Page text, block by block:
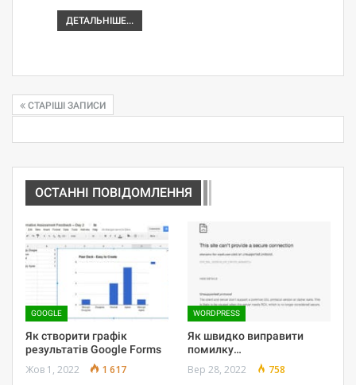
ДЕТАЛЬНІШЕ...
СТАРІШІ ЗАПИСИ
ОСТАННІ ПОВІДОМЛЕННЯ
GOOGLE
Як створити графік
результатів Google Forms
Жов 1, 2022 1 617
WORDPRESS
Як швидко виправити
помилку…
Вер 28, 2022 758